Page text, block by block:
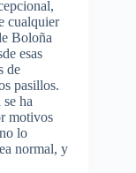
cualquier
Boloña
esas
de
pasillos.
ha
motivos
lo
normal, y